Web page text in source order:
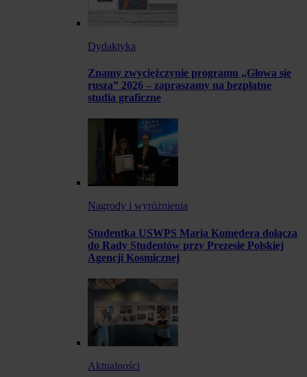
Dydaktyka
Znamy zwyciężczynie programu „Głowa się
rusza” 2026 – zapraszamy na bezpłatne
studia graficzne
Nagrody i wyróżnienia
Studentka USWPS Maria Komędera dołącza
do Rady Studentów przy Prezesie Polskiej
Agencji Kosmicznej
Aktualności